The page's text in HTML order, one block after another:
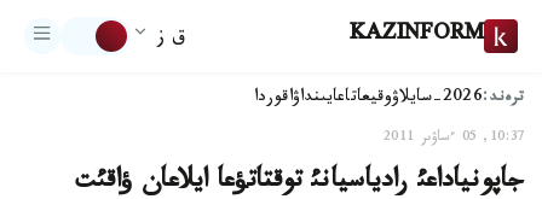
KAZINFORM ق ز
ترەند:2026-سايلاۋ وقيعاتاعايىنداۋاقوردا
10:37, 05 ءساۋىر 2011
جاپونياداعئ رادياسيانئ توقتاتؤعا ايلاعان ؤاقئت